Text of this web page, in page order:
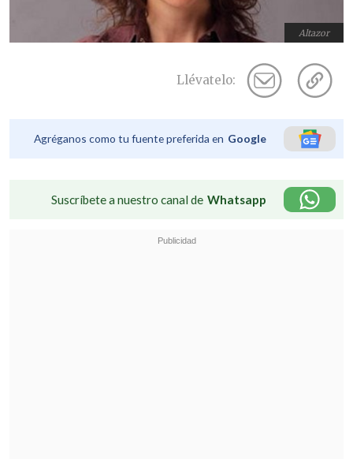
Altazor
Llévatelo:
Agréganos como tu fuente preferida en Google
Suscríbete a nuestro canal de Whatsapp